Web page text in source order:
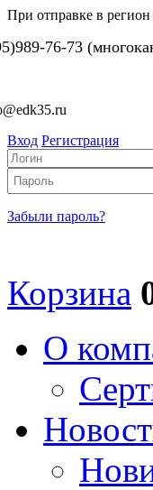
При отправке в
76-73
Вход Регистрация
Забыли пароль?
Корзина
О